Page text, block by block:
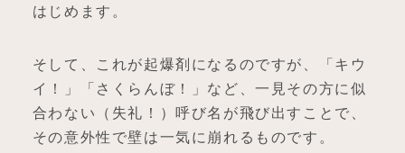
はじめます。
そして、これが起爆剤になるのですが、「キウ
イ！」「さくらんぼ！」など、一見その方に似
合わない（失礼！）呼び名が飛び出すことで、
その意外性で壁は一気に崩れるものです。